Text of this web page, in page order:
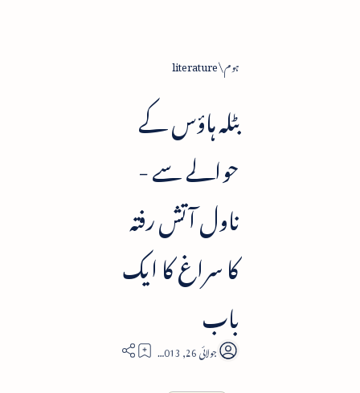
ہوم literature
بٹلہ ہاؤس کے
حوالے سے -
ناول آتش رفتہ
کا سراغ کا ایک
باب
13